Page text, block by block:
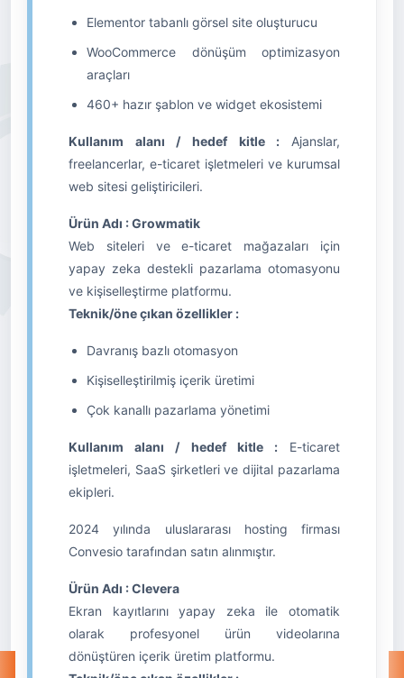
Elementor tabanlı görsel site oluşturucu
WooCommerce dönüşüm optimizasyon
araçları
460+ hazır şablon ve widget ekosistemi
Kullanım alanı / hedef kitle : Ajanslar,
freelancerlar, e-ticaret işletmeleri ve kurumsal
web sitesi geliştiricileri.
Ürün Adı : Growmatik
Web siteleri ve e-ticaret mağazaları için
yapay zeka destekli pazarlama otomasyonu
ve kişiselleştirme platformu.
Teknik/öne çıkan özellikler :
Davranış bazlı otomasyon
Kişiselleştirilmiş içerik üretimi
Çok kanallı pazarlama yönetimi
Kullanım alanı / hedef kitle :E-ticaret
işletmeleri, SaaS şirketleri ve dijital pazarlama
ekipleri.
2024 yılında uluslararası hosting firması
Convesio tarafından satın alınmıştır.
Ürün Adı : Clevera
Ekran kayıtlarını yapay zeka ile otomatik
olarak profesyonel ürün videolarına
dönüştüren içerik üretim platformu.